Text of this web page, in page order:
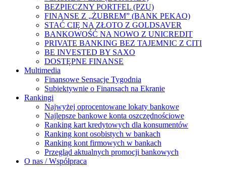
BEZPIECZNY PORTFEL (PZU)
FINANSE Z „ŻUBREM” (BANK PEKAO)
STAĆ CIĘ NA ZŁOTO Z GOLDSAVER
BANKOWOŚĆ NA NOWO Z UNICREDIT
PRIVATE BANKING BEZ TAJEMNIC Z CITI
BE INVESTED BY SAXO
DOSTĘPNE FINANSE
Multimedia
Finansowe Sensacje Tygodnia
Subiektywnie o Finansach na Ekranie
Rankingi
Najwyżej oprocentowane lokaty bankowe
Najlepsze bankowe konta oszczędnościowe
Ranking kart kredytowych dla konsumentów
Ranking kont osobistych w bankach
Ranking kont firmowych w bankach
Przegląd aktualnych promocji bankowych
O nas / Współpraca